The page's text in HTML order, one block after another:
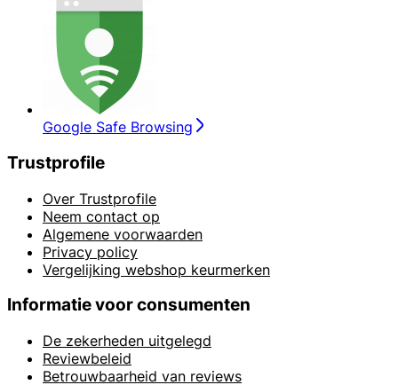
Google Safe Browsing
Trustprofile
Over Trustprofile
Neem contact op
Algemene voorwaarden
Privacy policy
Vergelijking webshop keurmerken
Informatie voor consumenten
De zekerheden uitgelegd
Reviewbeleid
Betrouwbaarheid van reviews